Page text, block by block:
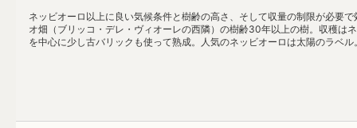
ネッビオーロ以上に良い気候条件と樹齢の高さ、そして収量の制限が必要
オ畑（ブリッコ・デレ・ヴィオーレの西隣）の樹齢30年以上の樹。収穫は
を中心に少し古バリックも使って熟成。人気のネッビオーロは太陽のラベ